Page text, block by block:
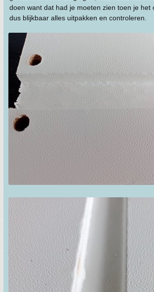
doen want dat had je moeten zien toen je het
dus blijkbaar alles uitpakken en controleren.